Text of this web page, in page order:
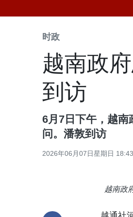
时政
越南政
到访
6月7日下午，越南
问。潘敦到访
2026年06月07日星期日 18:43
越南政